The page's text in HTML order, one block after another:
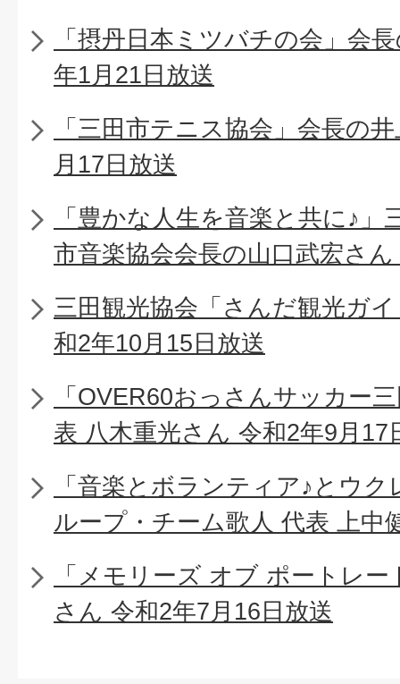
「摂丹日本ミツバチの会」会
年1月21日放送
「三田市テニス協会」会長の
月17日放送
「豊かな人生を音楽と共に♪」
市音楽協会会長の山口武宏さ
三田観光協会「さんだ観光ガ
和2年10月15日放送
「OVER60おっさんサッカー
表 八木重光さん 令和2年9月17
「音楽とボランティア♪とウ
ループ・チーム歌人 代表 上中
「メモリーズ オブ ポートレ
さん 令和2年7月16日放送